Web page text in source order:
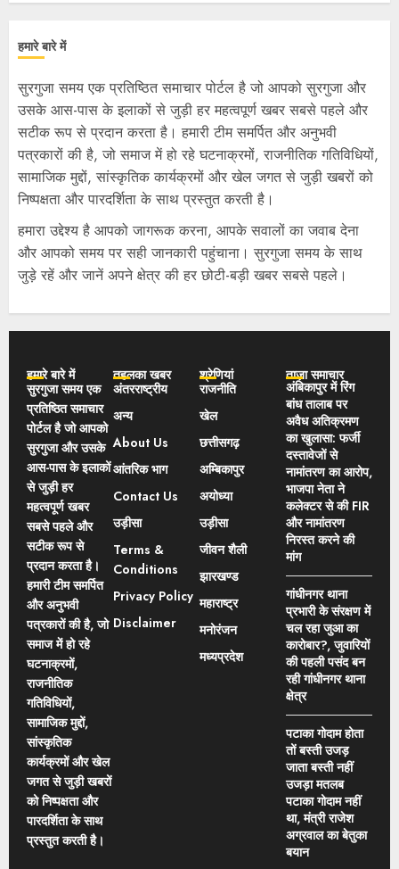
हमारे बारे में
सुरगुजा समय एक प्रतिष्ठित समाचार पोर्टल है जो आपको सुरगुजा और
उसके आस-पास के इलाकों से जुड़ी हर महत्वपूर्ण खबर सबसे पहले और
सटीक रूप से प्रदान करता है। हमारी टीम समर्पित और अनुभवी
पत्रकारों की है, जो समाज में हो रहे घटनाक्रमों, राजनीतिक गतिविधियों,
सामाजिक मुद्दों, सांस्कृतिक कार्यक्रमों और खेल जगत से जुड़ी खबरों को
निष्पक्षता और पारदर्शिता के साथ प्रस्तुत करती है।
हमारा उद्देश्य है आपको जागरूक करना, आपके सवालों का जवाब देना
और आपको समय पर सही जानकारी पहुंचाना। सुरगुजा समय के साथ
जुड़े रहें और जानें अपने क्षेत्र की हर छोटी-बड़ी खबर सबसे पहले।
हमारे बारे में
सुरगुजा समय एक
प्रतिष्ठित समाचार
पोर्टल है जो आपको
सुरगुजा और उसके
आस-पास के इलाकों
से जुड़ी हर
महत्वपूर्ण खबर
सबसे पहले और
सटीक रूप से
प्रदान करता है।
हमारी टीम समर्पित
और अनुभवी
पत्रकारों की है, जो
समाज में हो रहे
घटनाक्रमों,
राजनीतिक
गतिविधियों,
सामाजिक मुद्दों,
सांस्कृतिक
कार्यक्रमों और खेल
जगत से जुड़ी खबरों
को निष्पक्षता और
पारदर्शिता के साथ
प्रस्तुत करती है।
तहलका खबर
अंतरराष्ट्रीय
अन्य
About Us
आंतरिक भाग
Contact Us
उड़ीसा
Terms &
Conditions
Privacy Policy
Disclaimer
श्रेणियां
राजनीति
खेल
छत्तीसगढ़
अम्बिकापुर
अयोध्या
उड़ीसा
जीवन शैली
झारखण्ड
महाराष्ट्र
मनोरंजन
मध्यप्रदेश
ताज़ा समाचार
अंबिकापुर में रिंग
बांध तालाब पर
अवैध अतिक्रमण
का खुलासा: फर्जी
दस्तावेजों से
नामांतरण का आरोप,
भाजपा नेता ने
कलेक्टर से की FIR
और नामांतरण
निरस्त करने की
मांग
गांधीनगर थाना
प्रभारी के संरक्षण में
चल रहा जुआ का
कारोबार?, जुवारियों
की पहली पसंद बन
रही गांधीनगर थाना
क्षेत्र
पटाका गोदाम होता
तों बस्ती उजड़
जाता बस्ती नहीं
उजड़ा मतलब
पटाका गोदाम नहीं
था, मंत्री राजेश
अग्रवाल का बेतुका
बयान